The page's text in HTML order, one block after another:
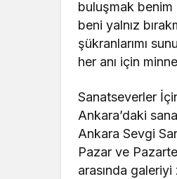
buluşmak
beni yalnız
şükranlarımı
her anı için
Sanatseverler
Ankara’daki
Ankara Sevgi
Pazar ve
arasında galeriyi